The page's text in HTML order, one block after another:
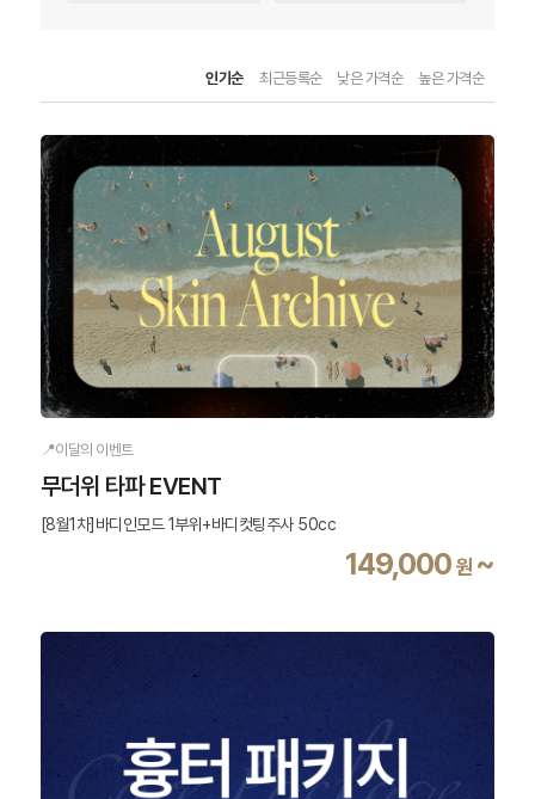
인기순 최근등록순 낮은 가격순 높은 가격순
📍이달의 이벤트
무더위 타파 EVENT
[8월1차]바디인모드 1부위+바디컷팅주사 50cc
149,000 원 ~